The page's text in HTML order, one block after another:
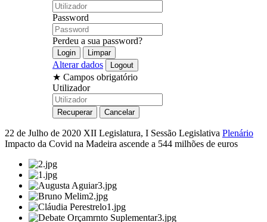
Password
Perdeu a sua password?
Alterar dados
★ Campos obrigatório
Utilizador
22 de Julho de 2020 XII Legislatura, I Sessão Legislativa Plenário
Impacto da Covid na Madeira ascende a 544 milhões de euros